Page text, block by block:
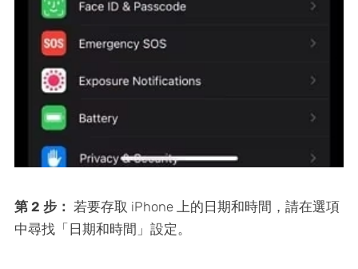
第 2 步： 若要存取 iPhone 上的日期和時間，請在選項
中尋找「日期和時間」設定。